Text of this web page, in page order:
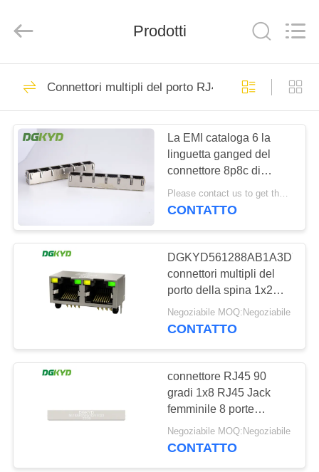
CASA
PRODOTTI
MOSTRA
VR
CIRCA
GIRO
FABBRICA
Technology
Co.,ltd.
connettore di
Ethernet rj45
connettore
schermato rj45
67
Connettori multipli
del porto RJ45
Prodotti
Connettori multipli del porto RJ45
La EMI cataloga 6 la
linguetta ganged del
connettore 8p8c di
Ethernet rj45 del porto
su
Please contact us to get the latest price. MOQ:1 pezzo
CONTATTO
connettori multipli del
porto della spina 1x2
RJ45 del lato da 90
gradi con il LED
Negoziabile MOQ:Negoziabile
CONTATTO
connettore RJ45 90
gradi 1x8 RJ45 Jack
femminile 8 porte
connettori di
commutazione di rete
Negoziabile MOQ:Negoziabile
CONTATTO